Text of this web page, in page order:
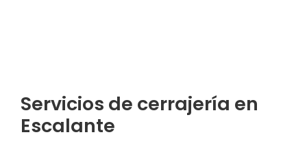
Servicios de cerrajería en
Escalante